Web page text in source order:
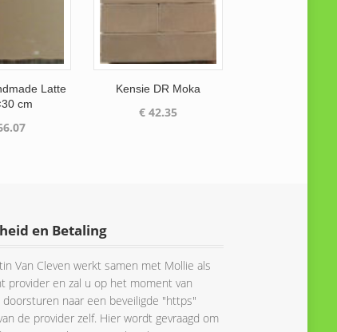
Latte
cm
Kensie DR Moka
€42.35
en Betaling
Van Cleven werkt samen met Mollie als
provider en zal u op het moment van
doorsturen naar een beveiligde "https"
de provider zelf. Hier wordt gevraagd om